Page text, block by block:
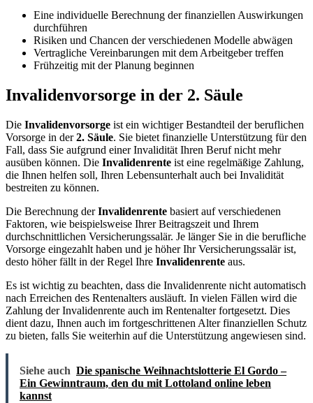
Eine individuelle Berechnung der finanziellen Auswirkungen
durchführen
Risiken und Chancen der verschiedenen Modelle abwägen
Vertragliche Vereinbarungen mit dem Arbeitgeber treffen
Frühzeitig mit der Planung beginnen
Invalidenvorsorge in der 2. Säule
Die Invalidenvorsorge ist ein wichtiger Bestandteil der beruflichen
Vorsorge in der2. Säule. Sie bietet finanzielle Unterstützung für den
Fall, dass Sie aufgrund einer Invalidität Ihren Beruf nicht mehr
ausüben können. Die Invalidenrente ist eine regelmäßige Zahlung,
die Ihnen helfen soll, Ihren Lebensunterhalt auch bei Invalidität
bestreiten zu können.
Die Berechnung derInvalidenrente basiert auf verschiedenen
Faktoren, wie beispielsweise Ihrer Beitragszeit und Ihrem
durchschnittlichen Versicherungssalär. Je länger Sie in die berufliche
Vorsorge eingezahlt haben und je höher Ihr Versicherungssalär ist,
desto höher fällt in der Regel Ihre Invalidenrente aus.
Es ist wichtig zu beachten, dass die Invalidenrente nicht automatisch
nach Erreichen des Rentenalters ausläuft. In vielen Fällen wird die
Zahlung der Invalidenrente auch im Rentenalter fortgesetzt. Dies
dient dazu, Ihnen auch im fortgeschrittenen Alter finanziellen Schutz
zu bieten, falls Sie weiterhin auf die Unterstützung angewiesen sind.
Siehe auch Die spanische Weihnachtslotterie El Gordo –
Ein Gewinntraum, den du mit Lottoland online leben
kannst